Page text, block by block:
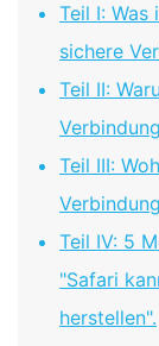
Teil I: Was
sichere
Teil II:
Teil III:
Teil IV: 5
"Safari
herstellen".